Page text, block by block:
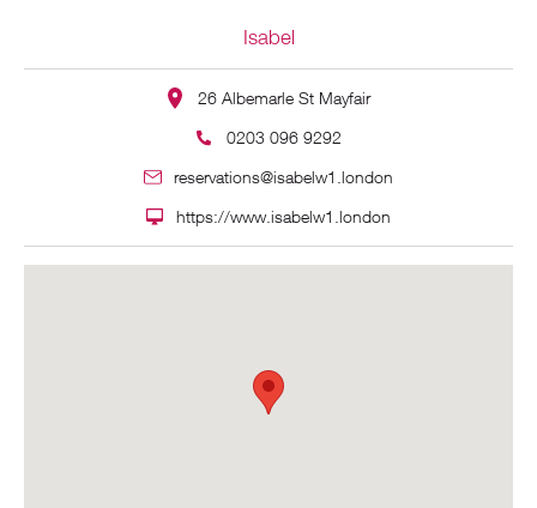
Isabel
26 Albemarle St Mayfair
0203 096 9292
reservations@isabelw1.london
https://www.isabelw1.london